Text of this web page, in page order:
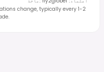
change, typically every 1-2